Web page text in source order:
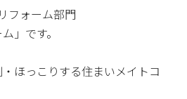
フォーム部門
」です。
ほっこりする住まいメイトコ